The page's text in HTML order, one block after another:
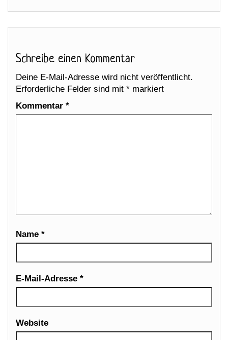
Schreibe einen Kommentar
Deine E-Mail-Adresse wird nicht veröffentlicht.
Erforderliche Felder sind mit * markiert
Kommentar *
Name *
E-Mail-Adresse *
Website